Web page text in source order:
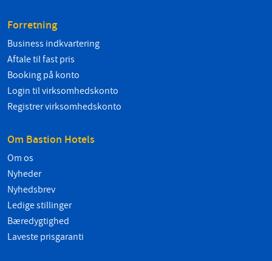
Forretning
Business indkvartering
Aftale til fast pris
Booking på konto
Login til virksomhedskonto
Registrer virksomhedskonto
Om Bastion Hotels
Om os
Nyheder
Nyhedsbrev
Ledige stillinger
Bæredygtighed
Laveste prisgaranti